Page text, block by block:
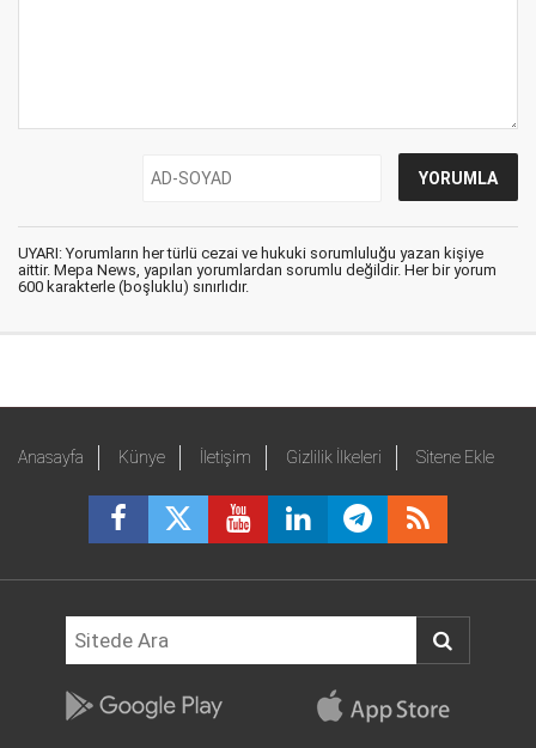
UYARI: Yorumların her türlü cezai ve hukuki sorumluluğu yazan kişiye
aittir. Mepa News, yapılan yorumlardan sorumlu değildir. Her bir yorum
600 karakterle (boşluklu) sınırlıdır.
Anasayfa Künye İletişim Gizlilik İlkeleri Sitene Ekle